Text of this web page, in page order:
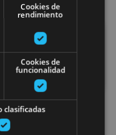
Valle de
Cookies de
rendimiento
Cookies de
funcionalidad
clasificadas